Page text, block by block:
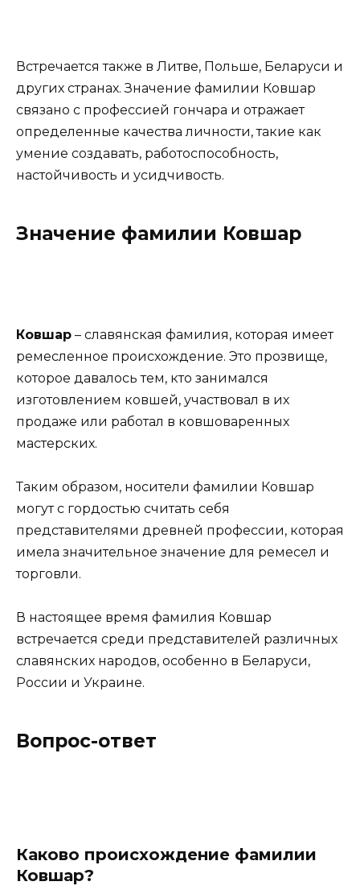
Встречается также в Литве, Польше, Беларуси и
других странах. Значение фамилии Ковшар
связано с профессией гончара и отражает
определенные качества личности, такие как
умение создавать, работоспособность,
настойчивость и усидчивость.
Значение фамилии Ковшар
Ковшар – славянская фамилия, которая имеет
ремесленное происхождение. Это прозвище,
которое давалось тем, кто занимался
изготовлением ковшей, участвовал в их
продаже или работал в ковшоваренных
мастерских.
Таким образом, носители фамилии Ковшар
могут с гордостью считать себя
представителями древней профессии, которая
имела значительное значение для ремесел и
торговли.
В настоящее время фамилия Ковшар
встречается среди представителей различных
славянских народов, особенно в Беларуси,
России и Украине.
Вопрос-ответ
Каково происхождение фамилии
Ковшар?